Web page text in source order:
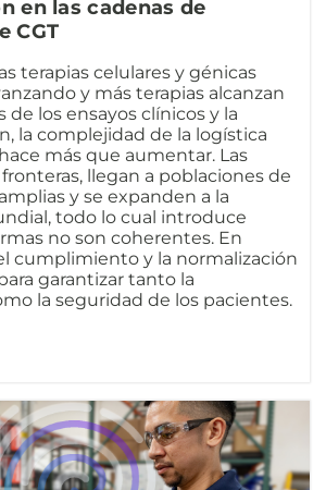
en las cadenas de
CGT
terapias celulares y génicas
y más terapias alcanzan
de los ensayos clínicos y la
la complejidad de la logística
más que aumentar. Las
llegan a poblaciones de
y se expanden a la
todo lo cual introduce
no son coherentes. En
cumplimiento y la normalización
garantizar tanto la
la seguridad de los pacientes.